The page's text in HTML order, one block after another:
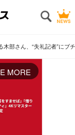
木部さん、“失礼記者”にブ
MORE